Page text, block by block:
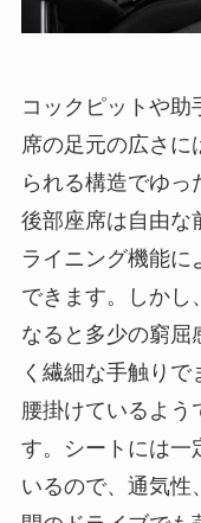
コックピットや助
席の足元の広さに
られる構造でゆっ
後部座席は自由な
ライニング機能に
できます。しかし
なると多少の窮屈
く繊細な手触り
腰掛けているよう
す。シートには一
いるので、通気性